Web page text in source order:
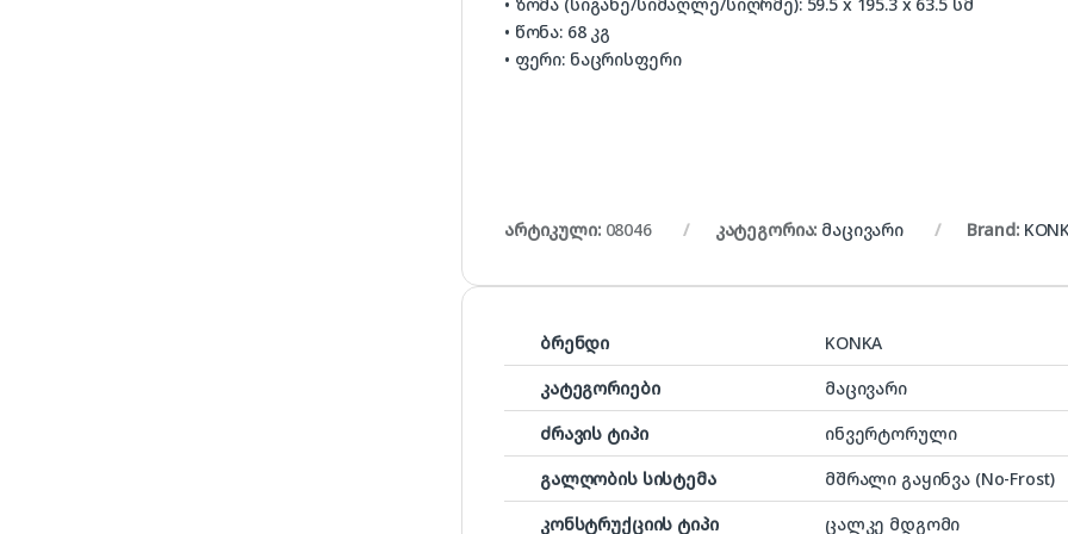
• ზომა (სიგანე/სიმაღლე/სიღრმე): 59.5 x 195.3 x 63.5 სმ
• წონა: 68 კგ
• ფერი: ნაცრისფერი
არტიკული: 08046 კატეგორია: მაცივარი Brand:
ბრენდი
KONKA
კატეგორიები
მაცივარი
ძრავის ტიპი
ინვერტორული
გალღობის სისტემა
მშრალი გაყინვა (No-Frost)
კონსტრუქციის ტიპი
ცალკე მდგომი